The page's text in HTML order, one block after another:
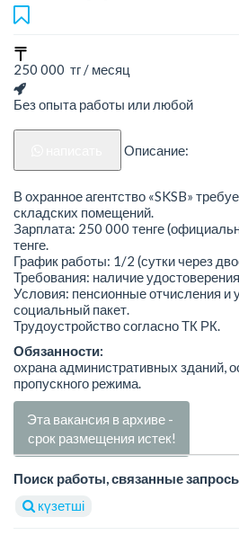
250 000 тг / месяц
Без опыта работы или любой
Описание:
В охранное агентство «SKSB»
складских помещений.
Зарплата: 250 000 тенге
тенге.
График работы: 1/2 (сутки через
Требования: наличие
Условия: пенсионные отчисления и
социальный пакет.
Трудоустройство согласно ТК РК.
Обязанности:
охрана административных зданий,
пропускного режима.
Эта вакансия в архиве -
срок размещения истек!
Поиск работы, связанные
күзетші